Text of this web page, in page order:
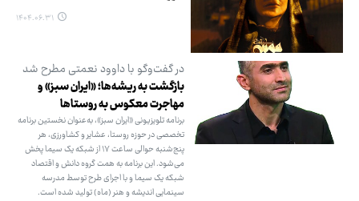
۱۴۰۴.۰۶.۳۱
در گفت‌وگو با داوود نعمتی مطرح شد
بازگشت به ریشه‌ها؛ «ایران سبز» و
مهاجرت معکوس به روستاها
برنامه تلویزیونی «ایران سبز»، به‌عنوان نخستین برنامه
تخصصی در حوزه روستا، عشایر و کشاورزی، هر
پنج‌شنبه حوالی ساعت ۱۷ از شبکه یک سیما پخش
می‌شود. این برنامه به همت گروه دانش و اقتصاد
شبکه یک سیما و با اجرای طرح توسط مدرسه
سینمایی اندیشه و هنر (ماه) تولید شده است.